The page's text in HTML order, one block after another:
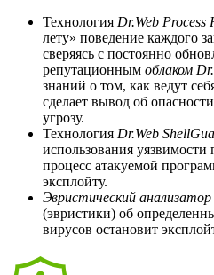
Технология Dr.Web Process
лету» поведение каждого
сверяясь с постоянно
репутационным облаком
знаний о том, как ведут
сделает вывод об
угрозу.
Технология Dr.Web
использования
процесс атакуемой
эксплойту.
Эвристический анализатор
(эвристики) об
вирусов остановит